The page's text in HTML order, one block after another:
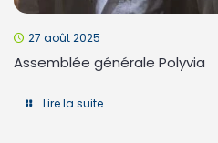
27 août 2025
Assemblée générale Polyvia
Lire la suite